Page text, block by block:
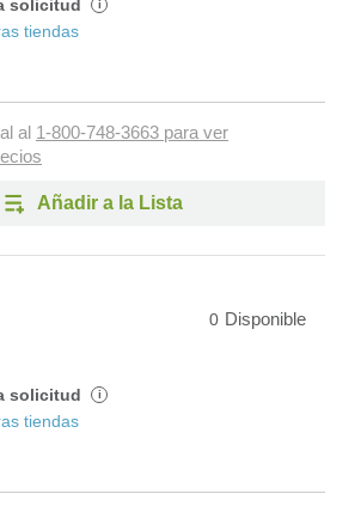
solicitud i
tiendas
al 1-800-748-3663 para ver
Añadir a la Lista
0 Disponible
solicitud i
tiendas